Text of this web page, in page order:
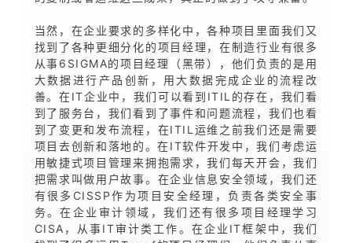
当然，在企业要求的多样化中，各种项目里面我们又
找到了各种更细分化的项目经理，在制造行业有很多
从事6SIGMA的项目经理（黑带），他们负责的是用
大数据进行产品创新，用大数据完成企业的流程改
善。在IT企业中，我们可以看到ITIL的存在，我们看
到了服务台，我们看到了事件和问题流程，我们也看
到了变更和发布流程，在ITIL运维之前我们还是需要
项目去创新和落地的。在IT软件开发中，我们考虑运
用敏捷式项目管理来拥抱需求，我们每天开会，我们
把需求叫做用户故事。在企业信息安全领域，我们还
有很多CISSP作为项目安全经理，负责各类安全事
务。在企业审计领域，我们还有很多项目经理学习
CISA，从事IT审计类工作。在企业IT框架中，我们